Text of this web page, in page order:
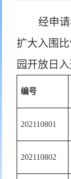
经申
扩大入围
园开放日
编号
202110801
202110802